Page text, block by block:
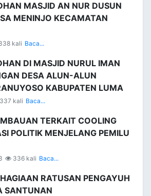
MASJID AN NUR DUSUN
MENINJO KECAMATAN
kali Baca...
DI MASJID NURUL IMAN
DESA ALUN-ALUN
KABUPATEN LUMA
337 kali Baca...
TERKAIT COOLING
POLITIK MENJELANG PEMILU
336 kali Baca...
RATUSAN PENGAYUH
SANTUNAN